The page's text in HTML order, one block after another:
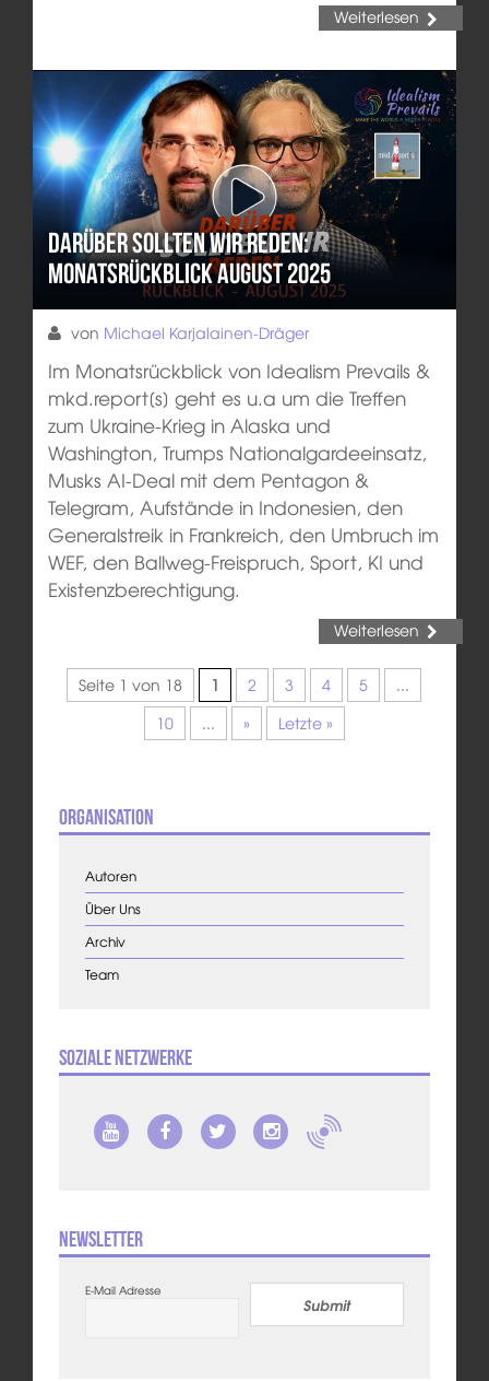
Weiterlesen
Darüber sollten wir reden:
Monatsrückblick August 2025
von Michael Karjalainen-Dräger
Im Monatsrückblick von Idealism Prevails &
mkd.report[s] geht es u.a um die Treffen
zum Ukraine-Krieg in Alaska und
Washington, Trumps Nationalgardeeinsatz,
Musks AI-Deal mit dem Pentagon &
Telegram, Aufstände in Indonesien, den
Generalstreik in Frankreich, den Umbruch im
WEF, den Ballweg-Freispruch, Sport, KI und
Existenzberechtigung.
Weiterlesen
Seite 1 von 18 1 2 3 4 5
...
10
... » Letzte »
Organisation
Autoren
Über Uns
Archiv
Team
Soziale Netzwerke
Newsletter
E-Mail Adresse
Submit